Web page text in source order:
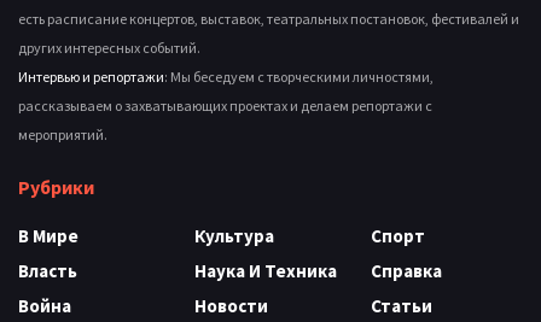
есть расписание концертов, выставок, театральных постановок, фестивалей и
других интересных событий.
Интервью и репортажи: Мы беседуем с творческими личностями,
рассказываем о захватывающих проектах и делаем репортажи с
мероприятий.
Рубрики
В Мире
Власть
Война
Культура
Наука И Техника
Новости
Спорт
Справка
Статьи